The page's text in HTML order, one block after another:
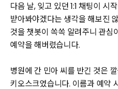
다음 날, 잊고 있던 1:1 채팅이 시
받아봐야겠다는 생각을 해보진
것을 챗봇이 쏙쏙 알려주니 관심
예약을 해버렸습니다.
병원에 간 민아 씨를 반긴 것은
키오스크였습니다. 이름과 예약